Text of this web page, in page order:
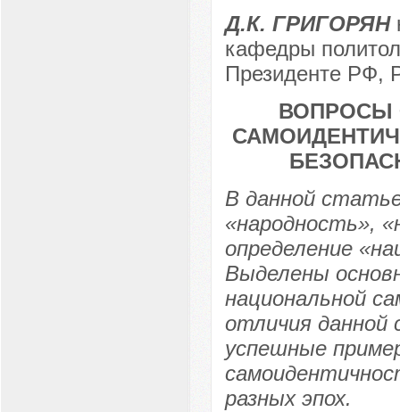
Д.К. ГРИГОРЯН
кафедры
Президенте РФ,
ВОПРОСЫ
В данной
«народность»,
определение
Выделены
национальной
отличия данной
успешные
разных эпох.